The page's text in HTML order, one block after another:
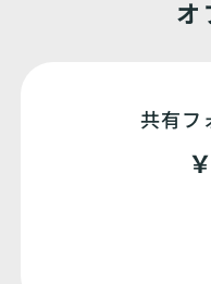
オ
共有フ